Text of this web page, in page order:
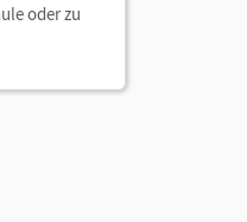
oder zu